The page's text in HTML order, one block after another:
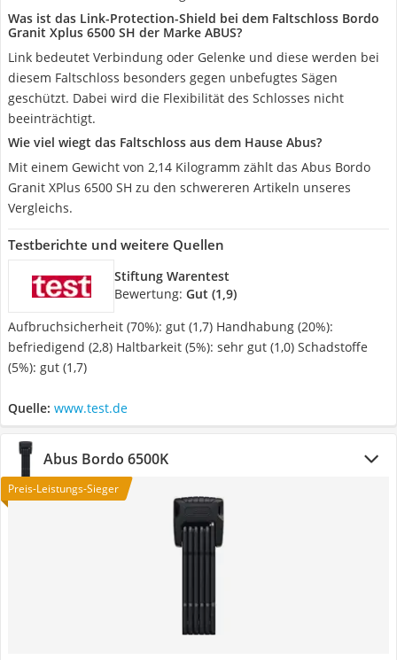
Was ist das Link-Protection-Shield bei dem Faltschloss Bordo
Granit Xplus 6500 SH der Marke ABUS?
Link bedeutet Verbindung oder Gelenke und diese werden bei
diesem Faltschloss besonders gegen unbefugtes Sägen
geschützt. Dabei wird die Flexibilität des Schlosses nicht
beeinträchtigt.
Wie viel wiegt das Faltschloss aus dem Hause Abus?
Mit einem Gewicht von 2,14 Kilogramm zählt das Abus Bordo
Granit XPlus 6500 SH zu den schwereren Artikeln unseres
Vergleichs.
Testberichte und weitere Quellen
Stiftung Warentest
Bewertung: Gut (1,9)
Aufbruchsicherheit (70%): gut (1,7) Handhabung (20%):
befriedigend (2,8) Haltbarkeit (5%): sehr gut (1,0) Schadstoffe
(5%): gut (1,7)
Quelle: www.test.de
Abus Bordo 6500K
Preis-Leistungs-Sieger